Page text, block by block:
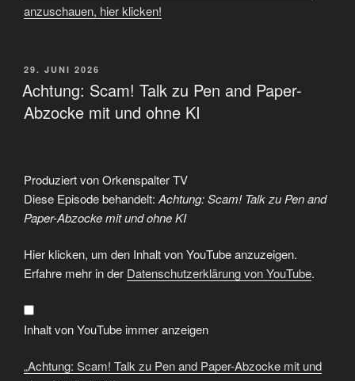
anzuschauen, hier klicken!
VERÖFFENTLICHT
AM
29. JUNI 2026
Achtung: Scam! Talk zu Pen and Paper-
Abzocke mit und ohne KI
Produziert von Orkenspalter TV
Diese Episode behandelt: Achtung: Scam! Talk zu Pen and
Paper-Abzocke mit und ohne KI
„Achtung:
Scam!
Talk
zu
and
Paper-
Abzocke
mit
ohne
KI“
Hier klicken, um den Inhalt von YouTube anzuzeigen.
Erfahre mehr in der Datenschutzerklärung von YouTube.
Inhalt von YouTube immer anzeigen
„Achtung: Scam! Talk zu Pen and Paper-Abzocke mit und